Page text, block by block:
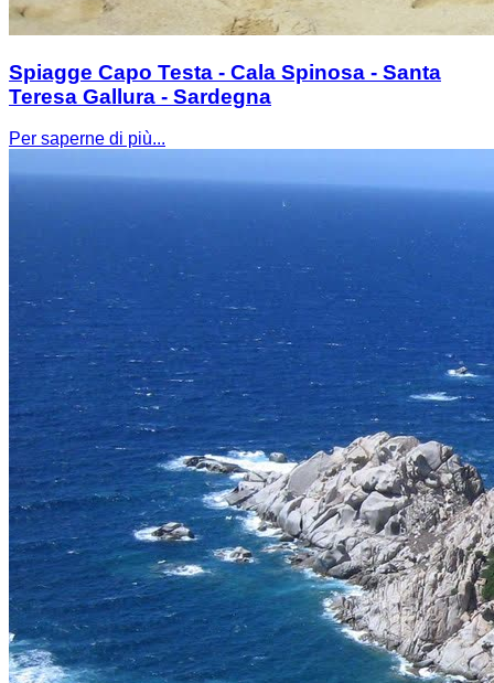
Spiagge Capo Testa - Cala Spinosa - Santa
Teresa Gallura - Sardegna
Per saperne di più...